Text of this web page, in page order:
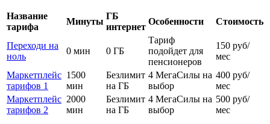
Название
тарифа
Минуты
ГБ
интернет
Особенности Стоимость
Переходи на
ноль
0 мин 0 ГБ
Тариф
подойдет для
пенсионеров
150 руб/
мес
Маркетплейс
тарифов 1
1500
мин
Безлимит
на ГБ
4 МегаСилы на
выбор
400 руб/
мес
Маркетплейс
тарифов 2
2000
мин
Безлимит
на ГБ
4 МегаСилы на
выбор
500 руб/
мес